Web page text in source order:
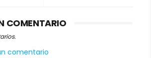
COMENTARIO
comentario